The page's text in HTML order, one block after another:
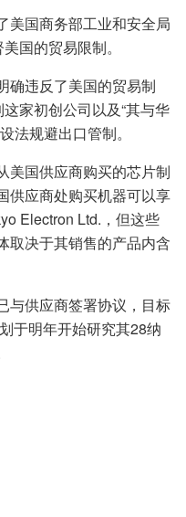
美国商务部工业和安全局
国的贸易限制。
确违反了美国的贸易制
家初创公司以及“其与华
法规避出口管制。
美国供应商购买的芯片制
供应商处购买机器可以享
Electron Ltd.，但这些
取决于其销售的产品内含
与供应商签署协议，目标
于明年开始研究其28纳